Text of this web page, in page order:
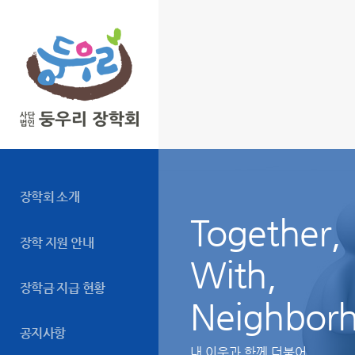
장학회 소개
장학 지원 안내
장학금 지급 현황
공지사항
Together,
With,